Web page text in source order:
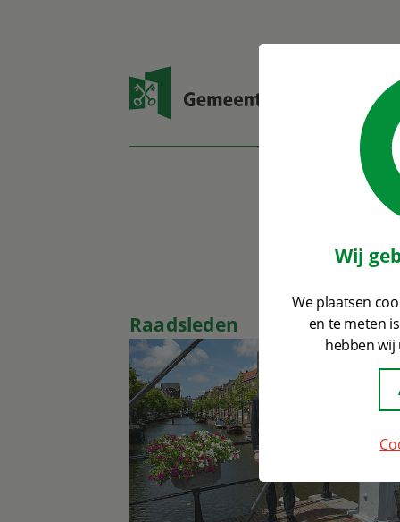
Wij
We plaatsen
en te meten
hebben
Open zoekvenster
Raadsleden